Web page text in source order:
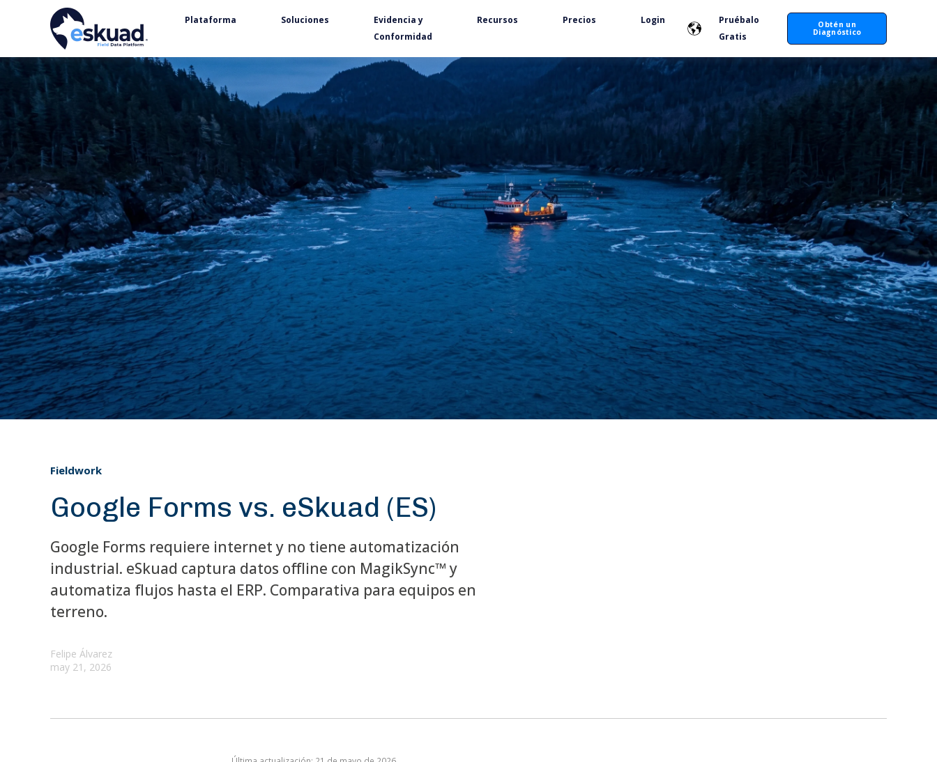
Plataforma Soluciones
Evidencia y
Conformidad
Recursos Precios Login
Pruébalo
Gratis
Obtén un
Diagnóstico
Fieldwork
Google Forms vs. eSkuad (ES)
Google Forms requiere internet y no tiene automatización
industrial. eSkuad captura datos offline con MagikSync™ y
automatiza flujos hasta el ERP. Comparativa para equipos en
terreno.
Felipe Álvarez
may 21, 2026